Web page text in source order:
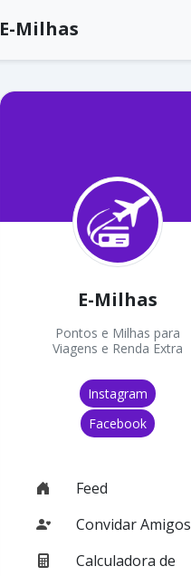
E-Milhas
E-Milhas
Pontos e Milhas para
Viagens e Renda Extra
Instagram
Facebook
Feed
Convidar Amigos
Calculadora de